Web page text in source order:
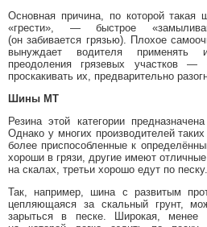
Основная причина, по которой такая
«грести», — быстрое
(он забивается грязью). Плохое
вынуждает водителя применять
преодоления грязевых участков
проскакивать их, предварительно
Шины МТ
Резина этой категории
Однако у многих производителей
более приспособленные к
хороши в грязи, другие имеют
на скалах, третьи хорошо едут по песку.
Так, например, шина с развитым
цепляющаяся за скальный грунт,
зарыться в песке. Широкая, менее